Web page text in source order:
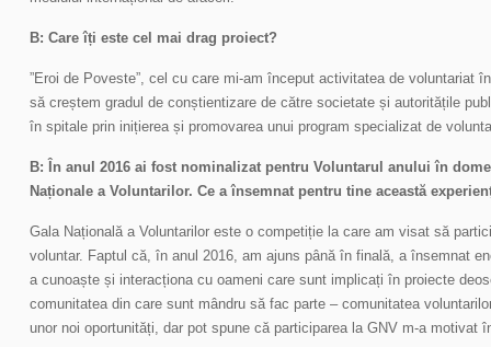
B: Care îți este cel mai drag proiect?
”Eroi de Poveste”, cel cu care mi-am început activitatea de voluntariat
să creștem gradul de conștientizare de către societate și autoritățile
în spitale prin inițierea și promovarea unui program specializat de
B: În anul 2016 ai fost nominalizat pentru Voluntarul anului în
Naționale a Voluntarilor. Ce a însemnat pentru tine această
Gala Națională a Voluntarilor este o competiție la care am visat să
voluntar. Faptul că, în anul 2016, am ajuns până în finală, a însemnat
a cunoaște și interacționa cu oameni care sunt implicați în proiecte
comunitatea din care sunt mândru să fac parte – comunitatea
unor noi oportunități, dar pot spune că participarea la GNV m-a motivat